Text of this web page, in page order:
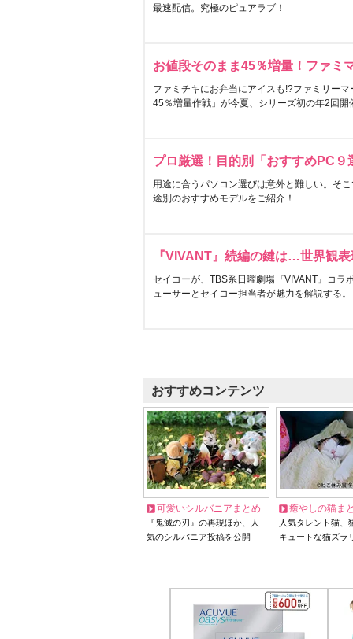
最速配信。究極のピュアラブ！
お値段そのまま45％増量！ファミ
ファミチキにお弁当にアイスも!?ファミリー
45％増量作戦」が今夏、シリーズ初の年2回開
プロ厳選！目的別「おすすめPC９
用途に合うパソコン選びは意外と難しい。そ
途別のおすすめモデルをご紹介！
『VIVANT』続編の鍵は…世界観
セイコーが、TBS系日曜劇場『VIVANT』コラ
ューサーとセイコー担当者が魅力を解説する。
おすすめコンテンツ
可愛いシルバニアまとめ
『鬼滅の刃』の再現ほか、人
気のシルバニア投稿を公開
癒やしの猫ま
人気タレント猫
キュートな猫ズラ